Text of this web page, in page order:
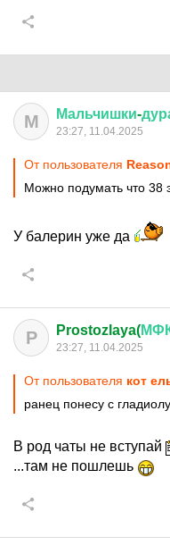
М Мальчишки-
23:27, 11.04.2025
От пользователя
Можно подумать что 38
У балерин уже да
P Prostozlaya(
23:27, 11.04.2025
От пользователя кот
ранец понесу с
В род чаты не вступай
...там не пошлешь